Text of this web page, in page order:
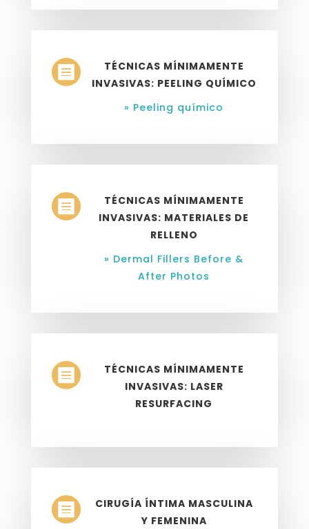

TÉCNICAS MÍNIMAMENTE
INVASIVAS: PEELING QUÍMICO
» Peeling químico

TÉCNICAS MÍNIMAMENTE
INVASIVAS: MATERIALES DE
RELLENO
» Dermal Fillers Before &
After Photos

TÉCNICAS MÍNIMAMENTE
INVASIVAS: LASER
RESURFACING

CIRUGÍA ÍNTIMA MASCULINA
Y FEMENINA